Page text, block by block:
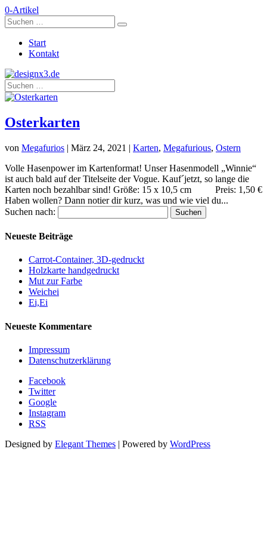
0-Artikel
Start
Kontakt
Osterkarten
von Megafurios | März 24, 2021 | Karten, Megafurious, Ostern
Volle Hasenpower im Kartenformat! Unser Hasenmodell „Winnie“
ist auch bald auf der Titelseite der Vogue. Kauf´jetzt, so lange die
Karten noch bezahlbar sind! Größe: 15 x 10,5 cm Preis: 1,50 €
Haben wollen? Dann notier dir kurz, was und wie viel du...
Suchen nach:
Neueste Beiträge
Carrot-Container, 3D-gedruckt
Holzkarte handgedruckt
Mut zur Farbe
Weichei
Ei,Ei
Neueste Kommentare
Impressum
Datenschutzerklärung
Facebook
Twitter
Google
Instagram
RSS
Designed by Elegant Themes | Powered by WordPress